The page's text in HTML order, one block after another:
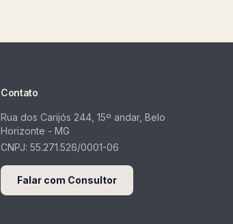
Contato
Rua dos Carijós 244, 15º andar, Belo
Horizonte - MG
CNPJ: 55.271.526/0001-06
Falar com Consultor